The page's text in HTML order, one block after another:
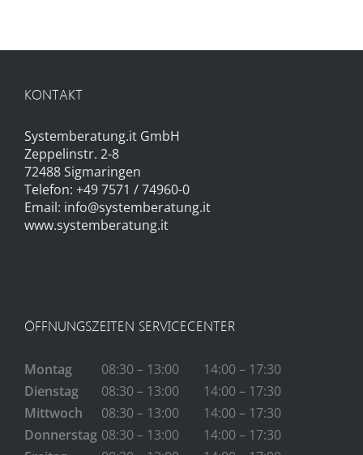
KONTAKT
Systemberatung.it GmbH
Zeppelinstr. 2-8
72488 Sigmaringen
Telefon: +49 7571 / 74960-0
Email: info@systemberatung.it
www.systemberatung.it
ÖFFNUNGSZEITEN SERVICECENTER
Montag 08:30 – 13:00
14:00 – 17:30
Dienstag
08:30 – 13:00
14:00 – 17:30
Mittwoch
08:30 – 13:00
14:00 – 17:30
Donnerstag 08:30 – 13:00
14:00 – 17:30